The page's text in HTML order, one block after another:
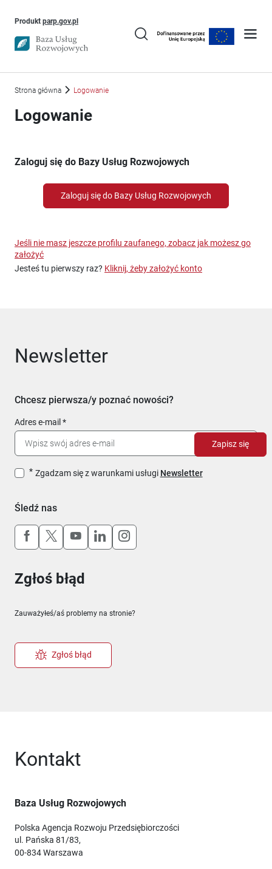
Produkt parp.gov.plUwaga, link otworzy się w nowym oknie
Strona główna Logowanie
Logowanie
Zaloguj się do Bazy Usług Rozwojowych
Zaloguj się do Bazy Usług Rozwojowych
Jeśli nie masz jeszcze profilu zaufanego, zobacz jak możesz go
założyć
Jesteś tu pierwszy raz? Kliknij, żeby założyć konto
Newsletter
Chcesz pierwsza/y poznać nowości?
Adres e-mail
Zgadzam się z warunkami usługi Newsletter
Zapisz się
Śledź nas
Uwaga, link otworzy się w nowym oknie
Uwaga, link otworzy się w nowym oknie
Uwaga, link otworzy się w nowym
Uwaga, link otworzy się w
Uwaga, link otworzy się w
Zgłoś błąd
Zauważyłeś/aś problemy na stronie?
Zgłoś błąd
Kontakt
Baza Usług Rozwojowych
Polska Agencja Rozwoju Przedsiębiorczości
ul. Pańska 81/83,
00-834 Warszawa